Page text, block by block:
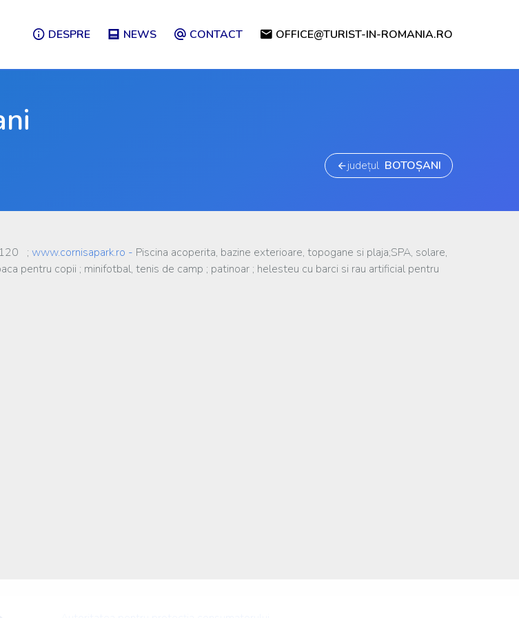
DESPRE NEWS CONTACT OFFICE@TURIST-IN-ROMANIA.RO
județul BOTOȘANI
; www.cornisapark.ro - Piscina acoperita, bazine exterioare, topogane si plaja;SPA, solare,
pentru copii ; minifotbal, tenis de camp ; patinoar ; helesteu cu barci si rau artificial pentru